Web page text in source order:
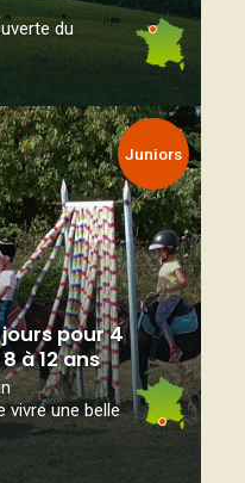
du
Juniors
pour 4
à 12 ans
vivre une belle